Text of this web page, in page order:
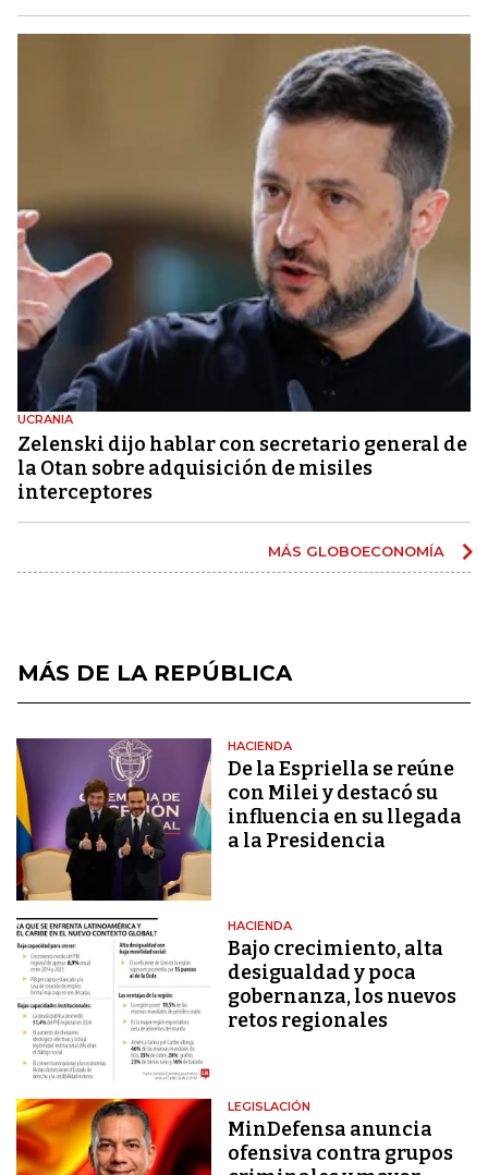
UCRANIA
Zelenski dijo hablar con secretario general de
la Otan sobre adquisición de misiles
interceptores
MÁS GLOBOECONOMÍA
MÁS DE LA REPÚBLICA
HACIENDA
De la Espriella se reúne
con Milei y destacó su
influencia en su llegada
a la Presidencia
HACIENDA
Bajo crecimiento, alta
desigualdad y poca
gobernanza, los nuevos
retos regionales
LEGISLACIÓN
MinDefensa anuncia
ofensiva contra grupos